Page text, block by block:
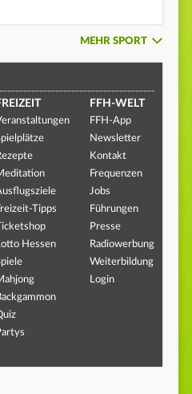
MEHR SPORT
Tipps
Ticketshop
Hessen
FFH-WELT
FFH-App
Newsletter
Kontakt
Frequenzen
Jobs
Führungen
Presse
Radiowerbung
Weiterbildung
Login